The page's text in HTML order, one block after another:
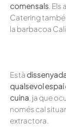
comensals. Els
Catering
la barbacoa
Està
qualsevol espai
cuina, ja que
només cal
extractora.